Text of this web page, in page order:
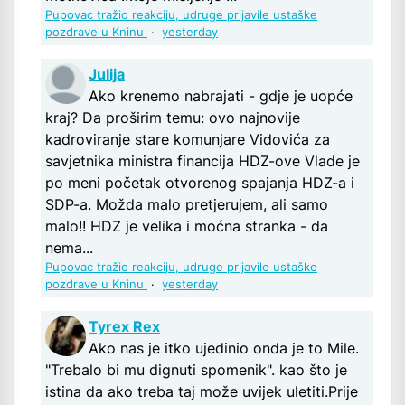
Pupovac tražio reakciju, udruge prijavile ustaške
pozdrave u Kninu
· yesterday
Julija
Ako krenemo nabrajati - gdje je uopće
kraj? Da proširim temu: ovo najnovije
kadroviranje stare komunjare Vidovića za
savjetnika ministra financija HDZ-ove Vlade je
po meni početak otvorenog spajanja HDZ-a i
SDP-a. Možda malo pretjerujem, ali samo
malo!! HDZ je velika i moćna stranka - da
nema...
Pupovac tražio reakciju, udruge prijavile ustaške
pozdrave u Kninu
· yesterday
Tyrex Rex
Ako nas je itko ujedinio onda je to Mile.
"Trebalo bi mu dignuti spomenik". kao što je
istina da ako treba taj može uvijek uletiti.Prije